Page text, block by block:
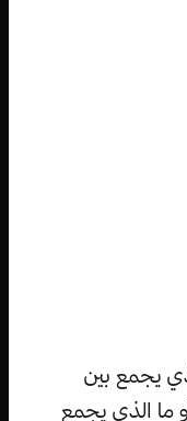
يجمع بين
ما الذي يجمع